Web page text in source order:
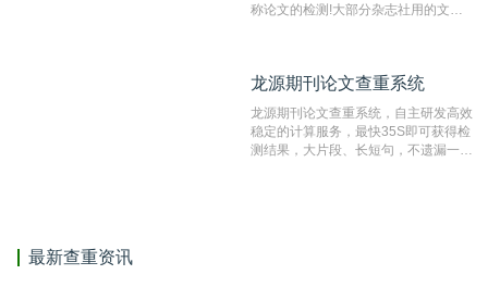
称论文的检测!大部分杂志社用的文献
编辑部检测来稿和已发表的文献,检测
测时注意填写第一作者,才能排除已发
表文献复制比。（限制字符数1万）
龙源期刊论文查重系统
龙源期刊论文查重系统，自主研发高效
稳定的计算服务，最快35S即可获得检
测结果，大片段、长短句，不遗漏一处
最新查重资讯